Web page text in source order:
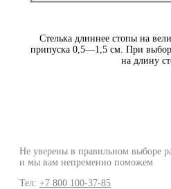
Стелька длиннее стопы на
припуска 0,5—1,5 см. При
на длину
Не уверены в правильном выборе
и мы вам непременно поможем
Тел: +7 800 100-37-85